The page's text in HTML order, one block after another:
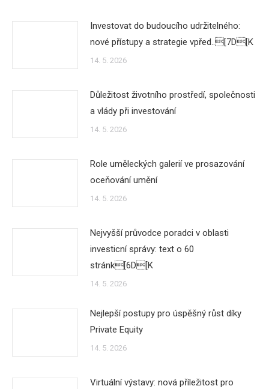
Investovat do budoucího udržitelného:
nové přístupy a strategie vpřed..[7D[K
14. 5. 2026
Důležitost životního prostředí, společnosti
a vlády při investování
14. 5. 2026
Role uměleckých galerií ve prosazování
oceňování umění
14. 5. 2026
Nejvyšší průvodce poradci v oblasti
investicní správy: text o 60
stránk[6D[K
14. 5. 2026
Nejlepší postupy pro úspěšný růst díky
Private Equity
14. 5. 2026
Virtuální výstavy: nová příležitost pro